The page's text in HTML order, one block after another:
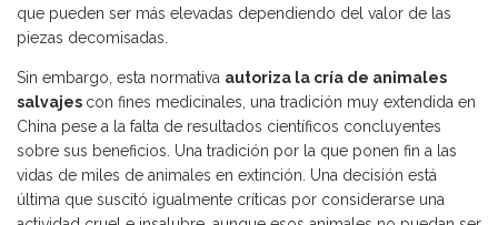
que pueden ser más elevadas dependiendo del valor de las
piezas decomisadas.
Sin embargo, esta normativa autoriza la cría de animales
salvajes con fines medicinales, una tradición muy extendida en
China pese a la falta de resultados científicos concluyentes
sobre sus beneficios. Una tradición por la que ponen fin a las
vidas de miles de animales en extinción. Una decisión está
última que suscitó igualmente críticas por considerarse una